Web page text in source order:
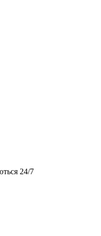
24/7